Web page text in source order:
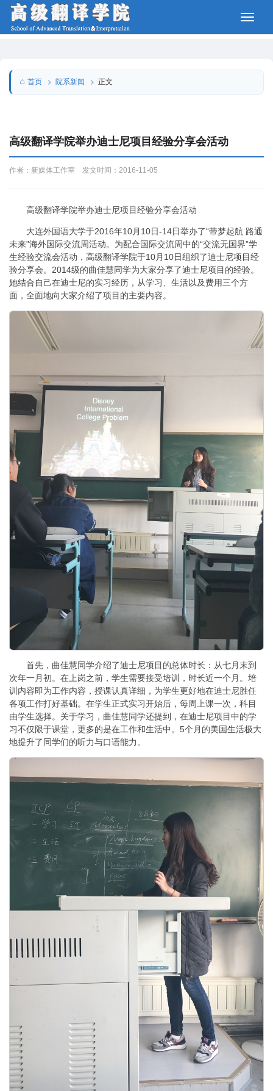
首页 院系新闻 正文
高级翻译学院举办迪士尼项目经验分享会活动
作者：新媒体工作室 发文时间：2016-11-05
高级翻译学院举办迪士尼项目经验分享会活动
大连外国语大学于2016年10月10日-14日举办了“带梦起航 路通
未来”海外国际交流周活动。为配合国际交流周中的“交流无国界”学
生经验交流会活动，高级翻译学院于10月10日组织了迪士尼项目经
验分享会。2014级的曲佳慧同学为大家分享了迪士尼项目的经验。
她结合自己在迪士尼的实习经历，从学习、生活以及费用三个方
面，全面地向大家介绍了项目的主要内容。
首先，曲佳慧同学介绍了迪士尼项目的总体时长：从七月末到
次年一月初。在上岗之前，学生需要接受培训，时长近一个月。培
训内容即为工作内容，授课认真详细，为学生更好地在迪士尼胜任
各项工作打好基础。在学生正式实习开始后，每周上课一次，科目
由学生选择。关于学习，曲佳慧同学还提到，在迪士尼项目中的学
习不仅限于课堂，更多的是在工作和生活中。5个月的美国生活极大
地提升了同学们的听力与口语能力。